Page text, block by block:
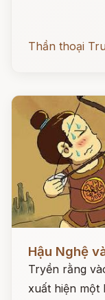
Thần thoại
Hậu Nghệ
Tryền rằng
xuất hiện một